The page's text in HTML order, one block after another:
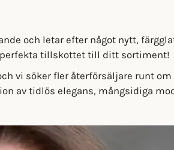
och letar efter något nytt,
perfekta tillskottet till ditt sortiment!
vi söker fler återförsäljare runt
av tidlös elegans, mångsidiga